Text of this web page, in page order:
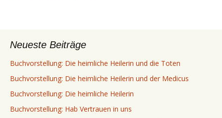
Neueste Beiträge
Buchvorstellung: Die heimliche Heilerin und die Toten
Buchvorstellung: Die heimliche Heilerin und der Medicus
Buchvorstellung: Die heimliche Heilerin
Buchvorstellung: Hab Vertrauen in uns